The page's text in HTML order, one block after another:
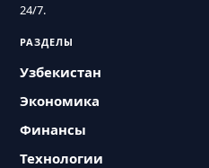
24/7.
РАЗДЕЛЫ
Узбекистан
Экономика
Финансы
Технологии